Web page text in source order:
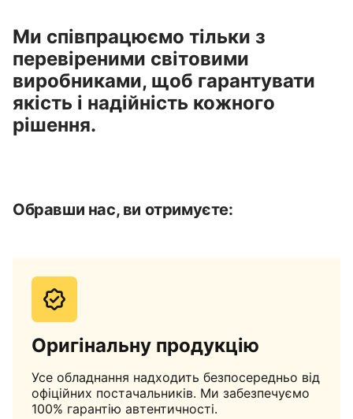
Ми співпрацюємо тільки з
перевіреними світовими
виробниками, щоб гарантувати
якість і надійність кожного
рішення.
Обравши нас, ви отримуєте:
Оригінальну продукцію
Усе обладнання надходить безпосередньо від
офіційних постачальників. Ми забезпечуємо
100% гарантію автентичності.